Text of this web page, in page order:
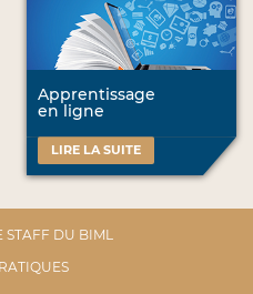
Apprentissage
en ligne
LIRE LA SUITE
STAFF DU BIML